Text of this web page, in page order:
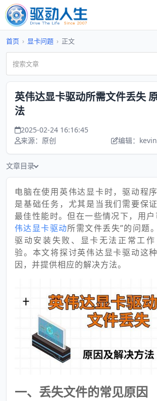
首页 › 显卡问题 › 正文
英伟达显卡驱动所需文件丢失
法
2025-02-24 16:16:45
来源：原创
编辑：kevin
文章目录
电脑在使用英伟达显卡时，驱动程
是基础任务，尤其是当我们需要保
最佳性能时。但在一些情况下，用户
伟达显卡驱动所需文件丢失”的问题
驱动安装失败、显卡无法正常工
验。本文将探讨英伟达显卡驱动这
因，并提供相应的解决方法。
一、丢失文件的常见原因